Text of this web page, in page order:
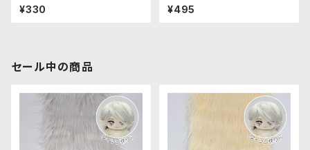
黒・２個セット）
¥330 ルド風・2個セット）
¥495
セール中の商品